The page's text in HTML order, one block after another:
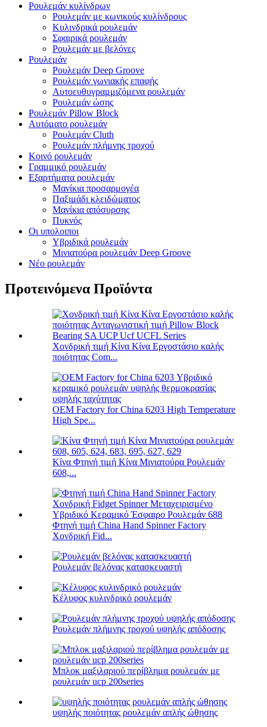
Ρουλεμάν κυλίνδρων
Ρουλεμάν με κωνικούς κυλίνδρους
Κυλινδρικά ρουλεμάν
Σφαιρικά ρουλεμάν
Ρουλεμάν με βελόνες
Ρουλεμάν
Ρουλεμάν Deep Groove
Ρουλεμάν γωνιακής επαφής
Αυτοευθυγραμμιζόμενα ρουλεμάν
Ρουλεμάν ώσης
Ρουλεμάν Pillow Block
Αυτόματο ρουλεμάν
Ρουλεμάν Cluth
Ρουλεμάν πλήμνης τροχού
Κοινό ρουλεμάν
Γραμμικό ρουλεμάν
Εξαρτήματα ρουλεμάν
Μανίκια προσαρμογέα
Παξιμάδι κλειδώματος
Μανίκια απόσυρσης
Πυκνός
Οι υπολοιποι
Υβριδικά ρουλεμάν
Μινιατούρα ρουλεμάν Deep Groove
Νέο ρουλεμάν
Προτεινόμενα Προϊόντα
Χονδρική τιμή Κίνα Κίνα Εργοστάσιο καλής
ποιότητας Com...
OEM Factory for China 6203 High Temperature
High Spe...
Κίνα Φτηνή τιμή Κίνα Μινιατούρα Ρουλεμάν
608,...
Φτηνή τιμή China Hand Spinner Factory
Χονδρική Fid...
Ρουλεμάν βελόνας κατασκευαστή
Κέλυφος κυλινδρικό ρουλεμάν
Ρουλεμάν πλήμνης τροχού υψηλής απόδοσης
Μπλοκ μαξιλαριού περίβλημα ρουλεμάν με
ρουλεμάν ucp 200series
υψηλής ποιότητας ρουλεμάν απλής ώθησης